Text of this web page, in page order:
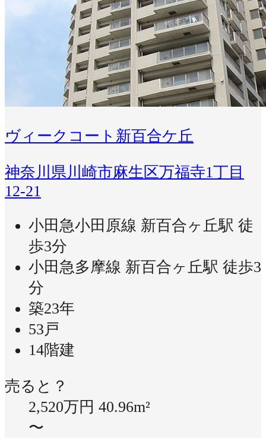
ヴィークコート新百合ケ丘
神奈川県川崎市麻生区万福寺1丁目
12-21
小田急小田原線 新百合ヶ丘駅 徒
歩3分
小田急多摩線 新百合ヶ丘駅 徒歩3
分
築23年
53戸
14階建
売ると？
2,520万円 40.96m²
〜